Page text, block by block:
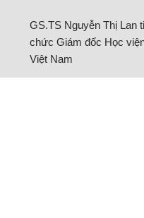
GS.TS Nguyễn Thị Lan
chức Giám đốc Học
Việt Nam